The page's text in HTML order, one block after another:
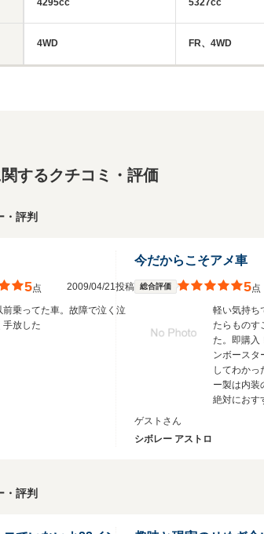
4WD FR、4WD
するクチコミ・評価
・評判
5点 2009/04/21投稿
前乗ってた車。故障で泣く泣
手放した
今だからこそアメ車
総合評価 5点
軽い気持ち
たらものす
た。即購入
ンボースタ
してわかっ
ー製は内装
絶対におす
ゲストさん
シボレー アストロ
・評判